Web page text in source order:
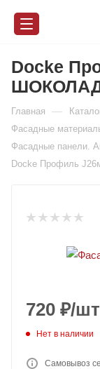
Docke
Главная —
Фасадные
Фасадные панели.
Docke Профиль
720 ₽/шт
Нет в наличии
Самовывоз